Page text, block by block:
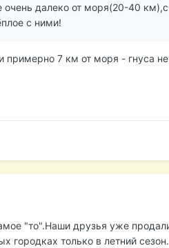
далеко от моря(20-40
с ними!
7 км от моря - гнуса
"то".Наши друзья уже
городках только в летний сезон.